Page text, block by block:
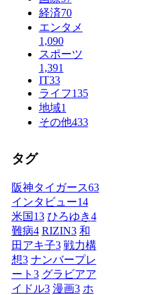
経済70
エンタメ
1,090
スポーツ
1,391
IT33
ライフ135
地域1
その他433
タグ
阪神タイガース63
インタビュー14
米国13 ひろゆき4
難病4 RIZIN3 和
田アキ子3 戦力構
想3 ナンバープレ
ート 3 グラビアア
イドル3 漫画3 ホ